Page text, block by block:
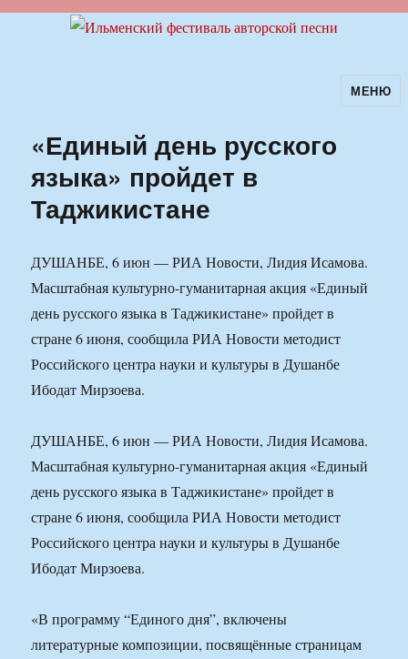
Ильменский фестиваль авторскойМЕНЮ
«Единый день русского
языка» пройдет в
Таджикистане
ДУШАНБЕ, 6 июн — РИА Новости, Лидия Исамова.
Масштабная культурно-гуманитарная акция «Единый
день русского языка в Таджикистане» пройдет в
стране 6 июня, сообщила РИА Новости методист
Российского центра науки и культуры в Душанбе
Ибодат Мирзоева.
ДУШАНБЕ, 6 июн — РИА Новости, Лидия Исамова.
Масштабная культурно-гуманитарная акция «Единый
день русского языка в Таджикистане» пройдет в
стране 6 июня, сообщила РИА Новости методист
Российского центра науки и культуры в Душанбе
Ибодат Мирзоева.
«В программу “Единого дня”, включены
литературные композиции, посвящённые страницам